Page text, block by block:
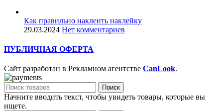
Как правильно наклеить наклейку
29.03.2024 Нет комментариев
ПУБЛИЧНАЯ ОФЕРТА
Сайт разработан в Рекламном агентстве CanLook.
Поиск
Начните вводить текст, чтобы увидеть товары, которые вы
ищете.